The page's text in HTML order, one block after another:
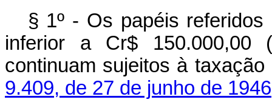
§ 1º - Os papéis
inferior a Cr$ 150.000,00
continuam sujeitos à
9.409, de 27 de junho de 1946